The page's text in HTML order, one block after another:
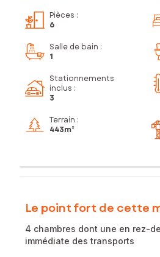
Pièces :
6
Salle de bain :
1
Stationnements
inclus :
3
Terrain :
443m²
Le point fort de cette
4 chambres dont une en rez-
immédiate des transports